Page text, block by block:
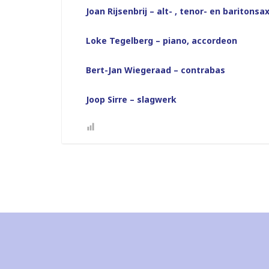
Joan Rijsenbrij – alt- , tenor- en baritonsax
Loke Tegelberg – piano, accordeon
Bert-Jan Wiegeraad – contrabas
Joop Sirre – slagwerk